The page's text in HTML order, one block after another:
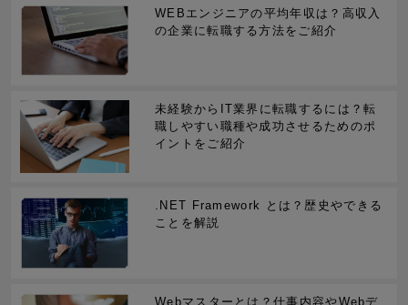
WEBエンジニアの平均年収​は？高収入
の企業に転職する方法をご紹介
未経験からIT業界に転職するには？転
職しやすい職種や成功させるためのポ
イントをご紹介
.NET Framework とは？歴史やできる
ことを解説
Webマスターとは？仕事内容やWebデ